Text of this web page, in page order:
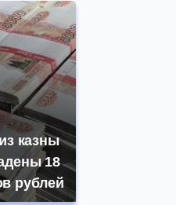
казны
18
рублей